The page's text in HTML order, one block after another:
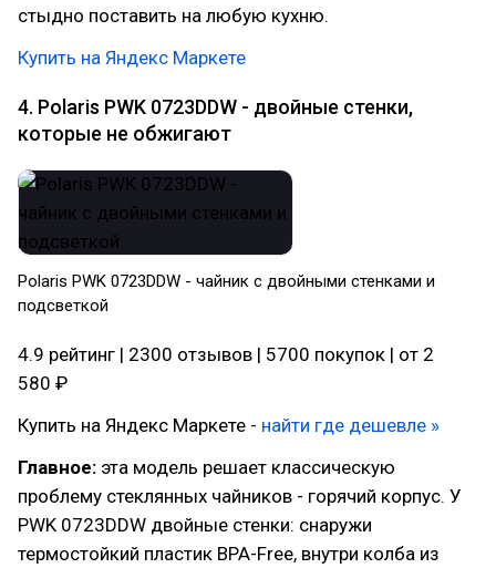
стыдно поставить на любую кухню.
Купить на Яндекс Маркете
4. Polaris PWK 0723DDW - двойные стенки,
которые не обжигают
Polaris PWK 0723DDW - чайник с двойными стенками и
подсветкой
4.9 рейтинг | 2300 отзывов | 5700 покупок | от 2
580 ₽
Купить на Яндекс Маркете - найти где дешевле »
Главное: эта модель решает классическую
проблему стеклянных чайников - горячий корпус. У
PWK 0723DDW двойные стенки: снаружи
термостойкий пластик BPA-Free, внутри колба из